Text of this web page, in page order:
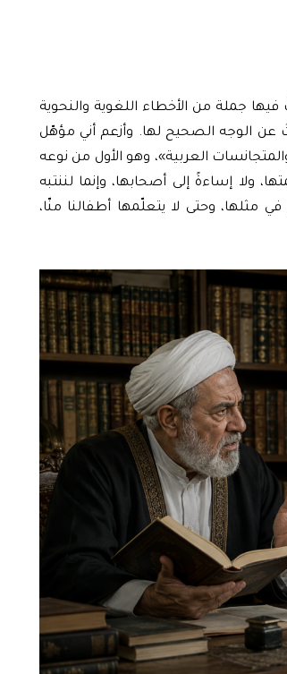
جملة من الأخطاء اللغوية والنحوية
عن الوجه الصحيح لها. وأزعم أني مؤهّل
العربية»، وهو الأول من نوعه
ولا إساءةً إلى أصحابها، وإنما لننتبه
وحتى لا يتعلّمها أطفالنا منّا،